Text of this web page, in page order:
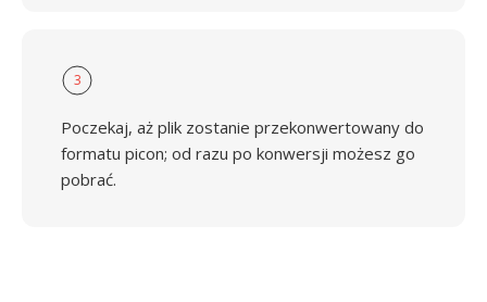
3
Poczekaj, aż plik zostanie przekonwertowany do
formatu picon; od razu po konwersji możesz go
pobrać.